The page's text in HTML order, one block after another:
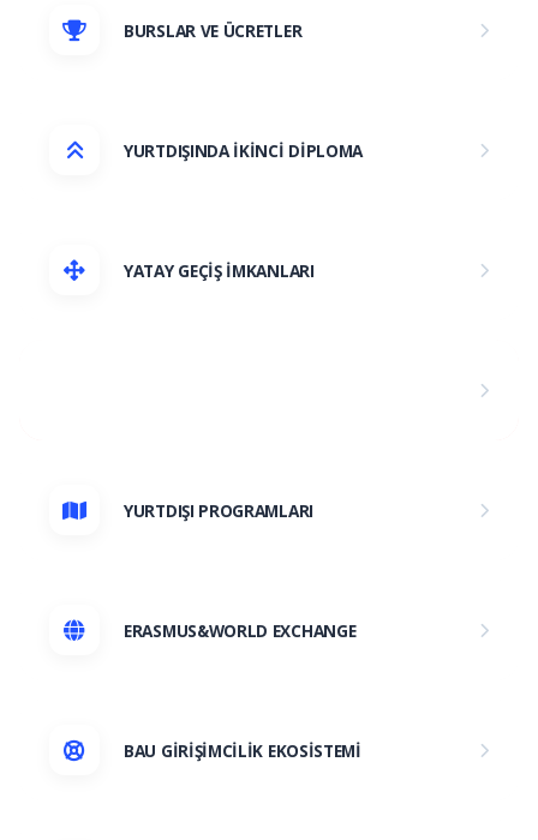
BURSLAR VE ÜCRETLER
YURTDIŞINDA İKİNCİ DİPLOMA
YATAY GEÇİŞ İMKANLARI
YURTDIŞI PROGRAMLARI
ERASMUS&WORLD EXCHANGE
BAU GİRİŞİMCİLİK EKOSİSTEMİ